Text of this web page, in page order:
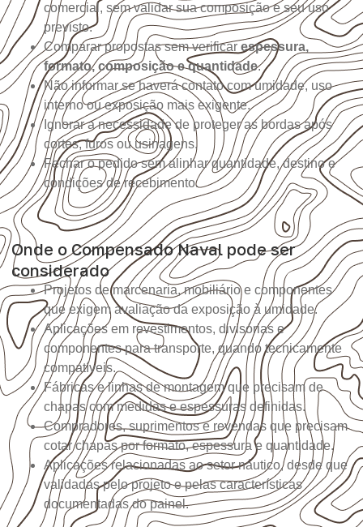
comercial, sem validar sua composição e seu uso
previsto.
Comparar propostas sem verificar espessura,
formato, composição e quantidade.
Não informar se haverá contato com umidade, uso
interno ou exposição mais exigente.
Ignorar a necessidade de proteger as bordas após
cortes, furos ou usinagens.
Fechar o pedido sem alinhar quantidade, destino e
condições de recebimento.
Onde o Compensado Naval pode ser
considerado
Projetos de marcenaria, mobiliário e componentes
que exigem avaliação da exposição à umidade.
Aplicações em revestimentos, divisórias e
componentes para transporte, quando tecnicamente
compatíveis.
Fábricas e linhas de montagem que precisam de
chapas com medidas e espessuras definidas.
Compradores, suprimentos e revendas que precisam
cotar chapas por formato, espessura e quantidade.
Aplicações relacionadas ao setor náutico, desde que
validadas pelo projeto e pelas características
documentadas do painel.